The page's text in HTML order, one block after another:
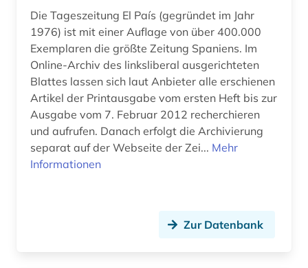
unternehmen (1)
urheberrecht (1)
vega, lope de | schriftsteller; dramatiker;
librettist; dramatiker (1)
verbundkatalog (1)
volksmusik (1)
wissenschaft (1)
Die Tageszeitung El País (gegründet im Jahr
1976) ist mit einer Auflage von über 400.000
Exemplaren die größte Zeitung Spaniens. Im
Online-Archiv des linksliberal ausgerichteten
Blattes lassen sich laut Anbieter alle erschienen
Artikel der Printausgabe vom ersten Heft bis zur
Ausgabe vom 7. Februar 2012 recherchieren
und aufrufen. Danach erfolgt die Archivierung
separat auf der Webseite der Zei... Mehr
Informationen
Zur Datenbank